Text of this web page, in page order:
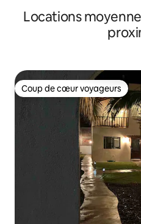
Locations
Coup de cœur voyageurs
Coup de cœur voyageurs